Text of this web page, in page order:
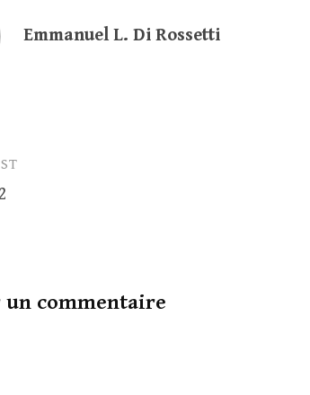
Emmanuel L. Di Rossetti
un commentaire